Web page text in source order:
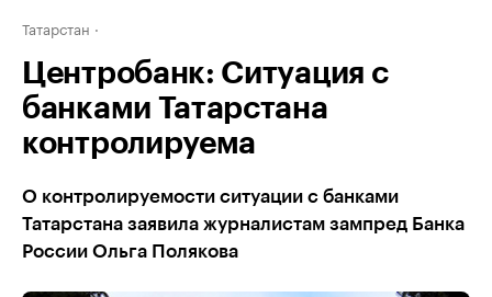
Татарстан
Центробанк: Ситуация с
банками Татарстана
контролируема
О контролируемости ситуации с банками
Татарстана заявила журналистам зампред Банка
России Ольга Полякова